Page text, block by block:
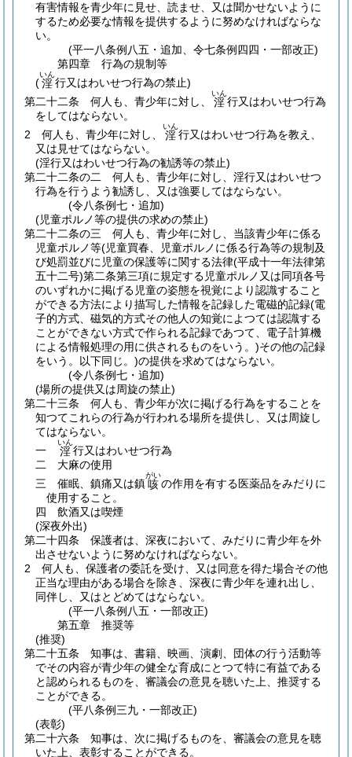
有害情報を青少年に見せ、読ませ、又は聞かせないように
するため必要な情報を提供するように努めなければならな
い。
(平一八条例八五・追加、令七条例四四・一部改正)
第四章
行為の規制等
(淫
いん
行又はわいせつ行為の禁止)
第二十二条
何人も、青少年に対し、 淫
いん
行又はわいせつ行為
をしてはならない。
2
何人も、青少年に対し、 淫
いん
行又はわいせつ行為を教え、
又は見せてはならない。
(淫行又はわいせつ行為の勧誘等の禁止)
第二十二条の二
何人も、青少年に対し、淫行又はわいせつ
行為を行うよう勧誘し、又は強要してはならない。
(令八条例七・追加)
(児童ポルノ等の提供の求めの禁止)
第二十二条の三
何人も、青少年に対し、当該青少年に係る
児童ポルノ等(児童買春、児童ポルノに係る行為等の規制及
び処罰並びに児童の保護等に関する法律(平成十一年法律第
五十二号)第二条第三項に規定する児童ポルノ又は同項各号
のいずれかに掲げる児童の姿態を視覚により認識すること
ができる方法により描写した情報を記録した電磁的記録(電
子的方式、磁気的方式その他人の知覚によつては認識する
ことができない方式で作られる記録であつて、電子計算機
による情報処理の用に供されるものをいう。)その他の記録
をいう。以下同じ。)の提供を求めてはならない。
(令八条例七・追加)
(場所の提供又は周旋の禁止)
第二十三条
何人も、青少年が次に掲げる行為をすることを
知つてこれらの行為が行われる場所を提供し、又は周旋し
てはならない。
一
淫
いん
行又はわいせつ行為
二
大麻の使用
三
催眠、鎮痛又は鎮咳
がい
の作用を有する医薬品をみだりに
使用すること。
四
飲酒又は喫煙
(深夜外出)
第二十四条
保護者は、深夜において、みだりに青少年を外
出させないように努めなければならない。
2
何人も、保護者の委託を受け、又は同意を得た場合その他
正当な理由がある場合を除き、深夜に青少年を連れ出し、
同伴し、又はとどめてはならない。
(平一八条例八五・一部改正)
第五章
推奨等
(推奨)
第二十五条
知事は、書籍、映画、演劇、団体の行う活動等
でその内容が青少年の健全な育成にとつて特に有益である
と認められるものを、審議会の意見を聴いた上、推奨する
ことができる。
(平八条例三九・一部改正)
(表彰)
第二十六条
知事は、次に掲げるものを、審議会の意見を聴
いた上、表彰することができる。